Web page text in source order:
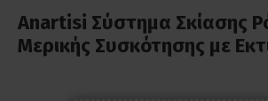
Anartisi Σύστημα Σκίασης
Μερικής Συσκότησης με